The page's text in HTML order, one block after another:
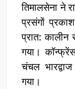
तिमालसेना ने
प्रसंगों
प्रात: कालीन
गया।
चंचल भारद्वाज
गया।